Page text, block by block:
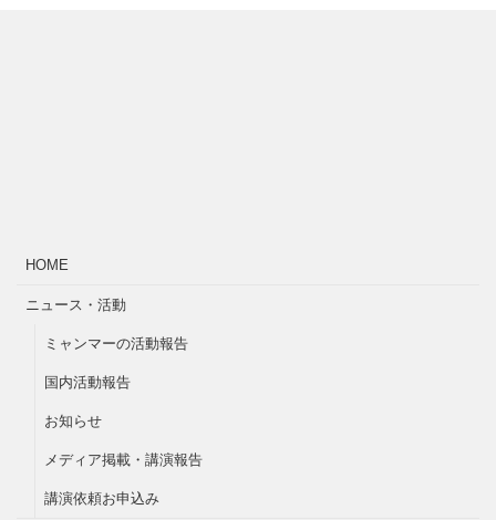
HOME
ニュース・活動
ミャンマーの活動報告
国内活動報告
お知らせ
メディア掲載・講演報告
講演依頼お申込み